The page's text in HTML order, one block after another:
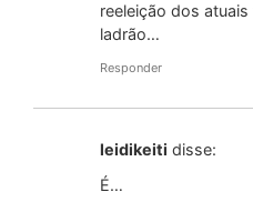
reeleição dos
ladrão…
Responder
leidikeiti disse:
É…